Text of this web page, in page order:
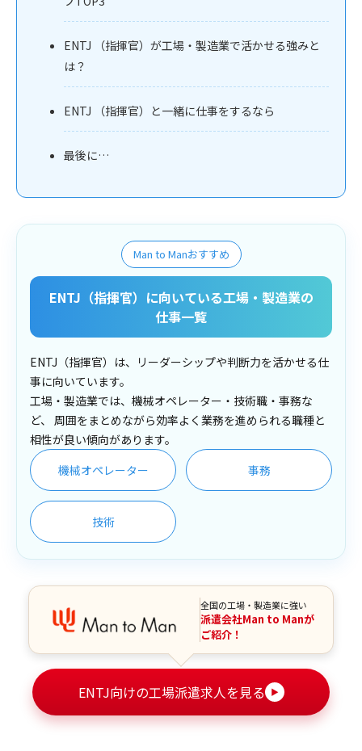
ENTJ （指揮官）が工場・製造業で活かせる強みと
は？
ENTJ （指揮官）と一緒に仕事をするなら
最後に…
Man to Manおすすめ
ENTJ（指揮官）に向いている工場・製造業の
仕事一覧
ENTJ（指揮官）は、リーダーシップや判断力を活かせる仕
事に向いています。
工場・製造業では、機械オペレーター・技術職・事務な
ど、 周囲をまとめながら効率よく業務を進められる職種と
相性が良い傾向があります。
機械オペレーター
事務
技術
全国の工場・製造業に強い
派遣会社Man to Manが
ご紹介！
ENTJ向けの工場派遣求人を見る ▶